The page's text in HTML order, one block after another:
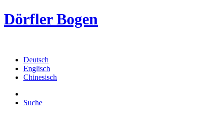
Dörfler Bogen
Deutsch
Englisch
Chinesisch
Suche